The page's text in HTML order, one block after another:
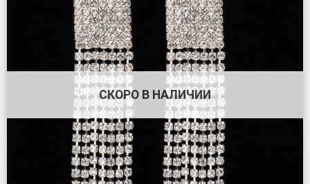
СКОРО В НАЛИЧИИ